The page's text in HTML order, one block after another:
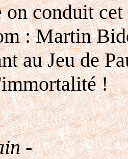
conduit cet
: Martin
au Jeu de
!
-